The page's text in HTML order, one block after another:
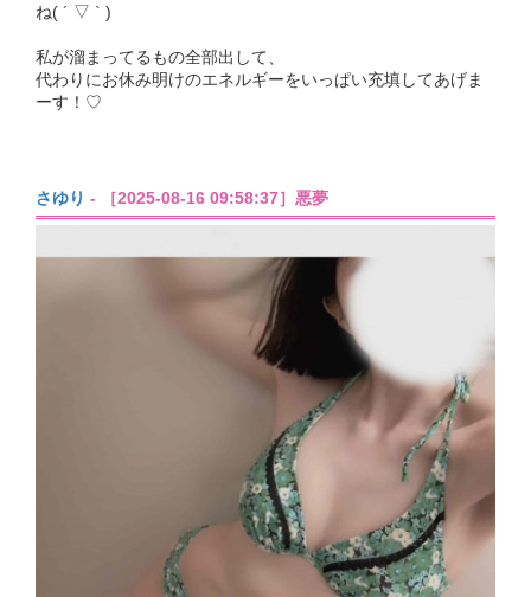
ね( ´ ▽ ` )
私が溜まってるもの全部出して、
代わりにお休み明けのエネルギーをいっぱい充填してあげま
ーす！♡
さゆり - ［2025-08-16 09:58:37］悪夢